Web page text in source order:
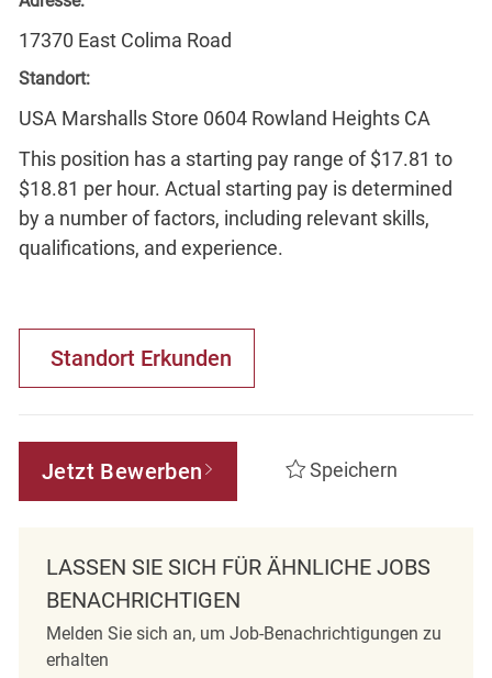
17370 East Colima Road
Standort:
USA Marshalls Store 0604 Rowland Heights CA
This position has a starting pay range of $17.81 to
$18.81 per hour. Actual starting pay is determined
by a number of factors, including relevant skills,
qualifications, and experience.
Standort Erkunden
Jetzt Bewerben Speichern
LASSEN SIE SICH FÜR ÄHNLICHE JOBS
BENACHRICHTIGEN
Melden Sie sich an, um Job-Benachrichtigungen zu
erhalten